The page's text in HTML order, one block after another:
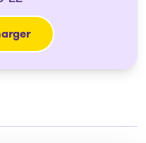
de faillite